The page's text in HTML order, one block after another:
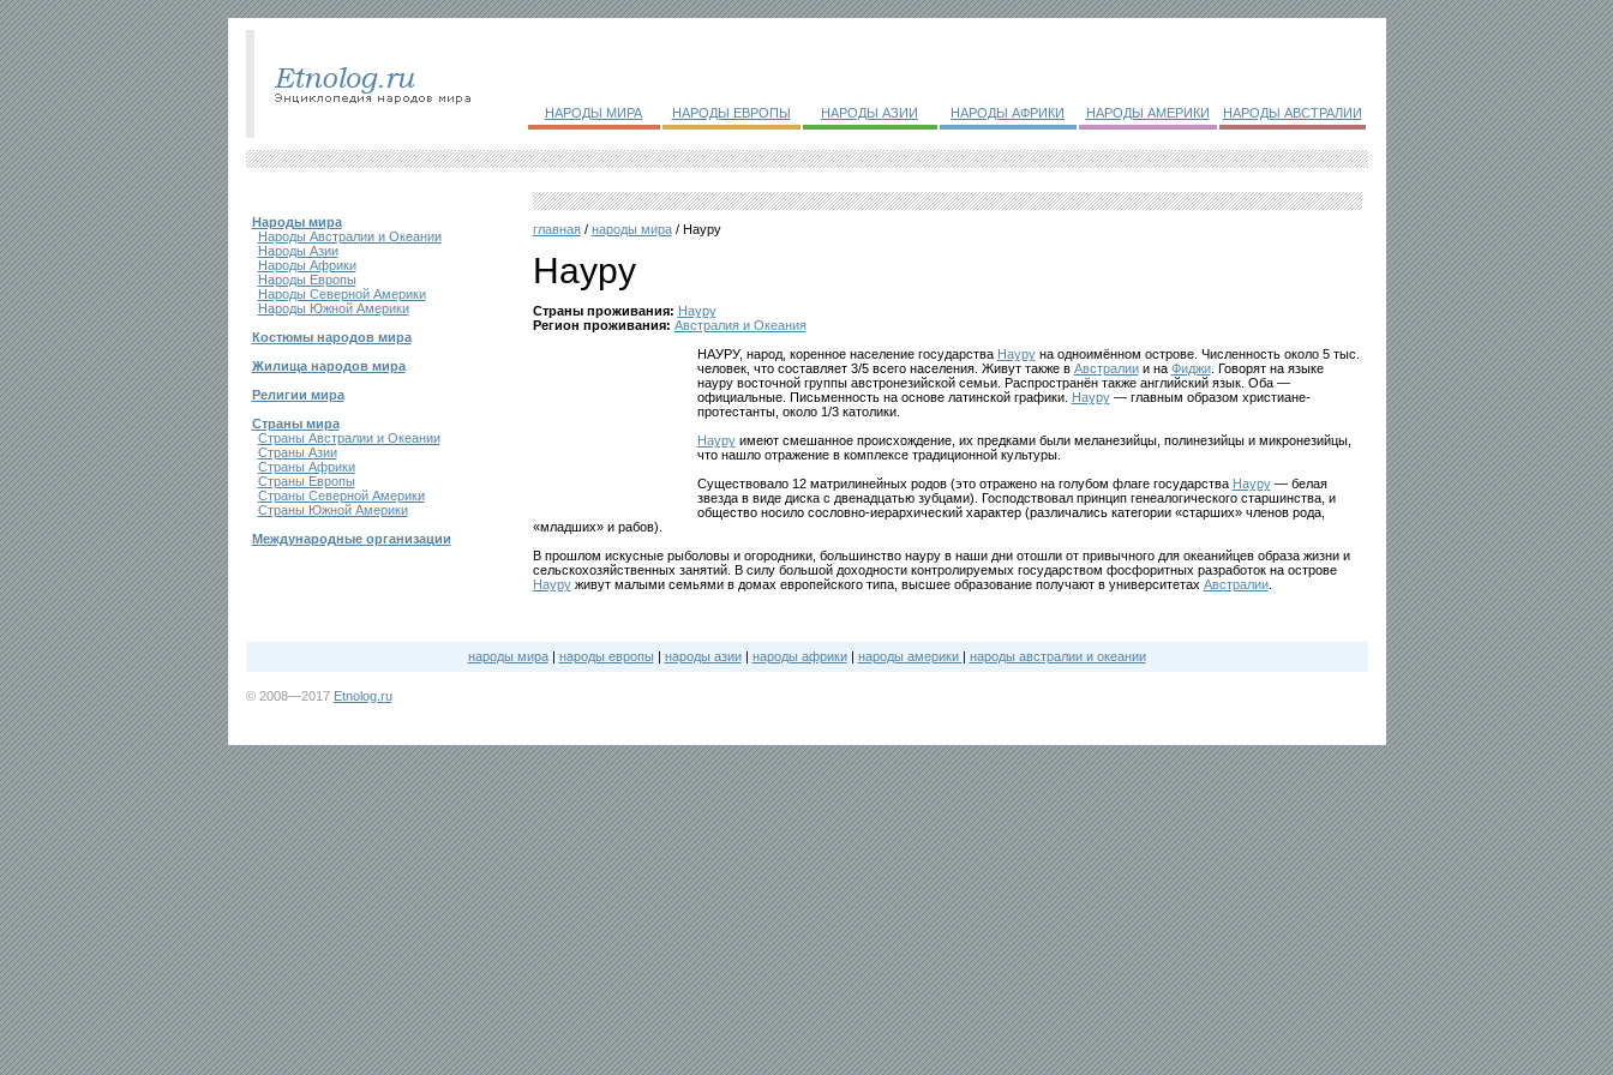
НАРОДЫ МИРА НАРОДЫ ЕВРОПЫ НАРОДЫ АЗИИ НАРОДЫ АФРИКИ НАРОДЫ АМЕРИКИ НАРОДЫ АВСТРАЛИИ
Народы мира
Народы Австралии и Океании
Народы Азии
Народы Африки
Народы Европы
Народы Северной Америки
Народы Южной Америки
Костюмы народов мира
Жилища народов мира
Религии мира
Страны мира
Страны Австралии и Океании
Страны Азии
Страны Африки
Страны Европы
Страны Северной Америки
Страны Южной Америки
Международные организации
главная/ народы мира/ Науру
Науру
Страны проживания: Науру
Регион проживания: Австралия и Океания
НАУРУ, народ, коренное население государства Науруна одноимённом острове. Численность около 5 тыс.
человек, что составляет 3/5 всего населения. Живут также в Австралиии на Фиджи. Говорят на языке
науру восточной группы австронезийской семьи. Распространён также английский язык. Оба —
официальные. Письменность на основе латинской графики. Науру— главным образом христиане-
протестанты, около 1/3 католики.
Науруимеют смешанное происхождение, их предками были меланезийцы, полинезийцы и микронезийцы,
что нашло отражение в комплексе традиционной культуры.
Существовало 12 матрилинейных родов (это отражено на голубом флаге государства Науру— белая
звезда в виде диска с двенадцатью зубцами). Господствовал принцип генеалогического старшинства, и
общество носило сословно-иерархический характер (различались категории «старших» членов рода,
«младших» и рабов).
В прошлом искусные рыболовы и огородники, большинство науру в наши дни отошли от привычного для океанийцев образа жизни и
сельскохозяйственных занятий. В силу большой доходности контролируемых государством фосфоритных разработок на острове
Науруживут малыми семьями в домах европейского типа, высшее образование получают в университетах Австралии.
народы мира| народы европы | народы азии| народы африки| народы америки | народы австралии и океании
© 2008—2017 Etnolog.ru